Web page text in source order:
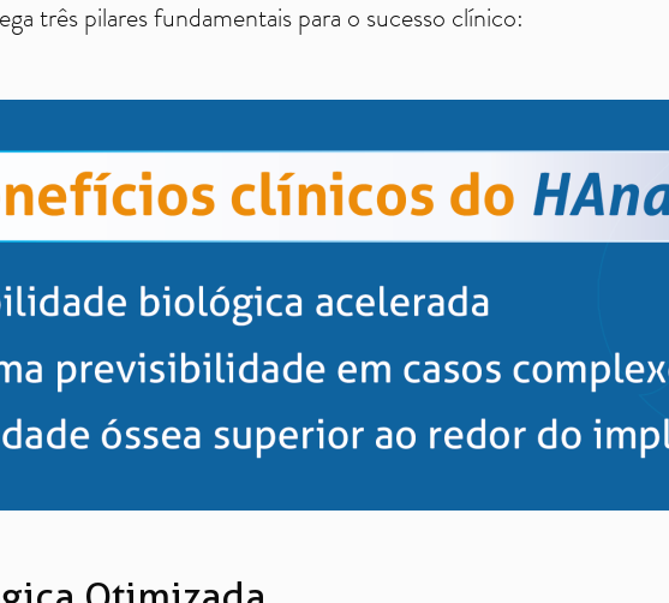
três pilares fundamentais para o sucesso clínico: